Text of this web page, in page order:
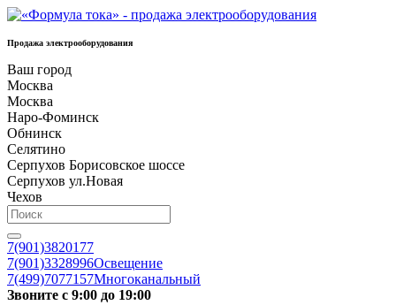
Продажа электрооборудования
Ваш город
Москва
Москва
Наро-Фоминск
Обнинск
Селятино
Серпухов Борисовское шоссе
Серпухов ул.Новая
Чехов
7(901)3820177
7(901)3328996Освещение
7(499)7077157Многоканальный
Звоните с 9:00 до 19:00